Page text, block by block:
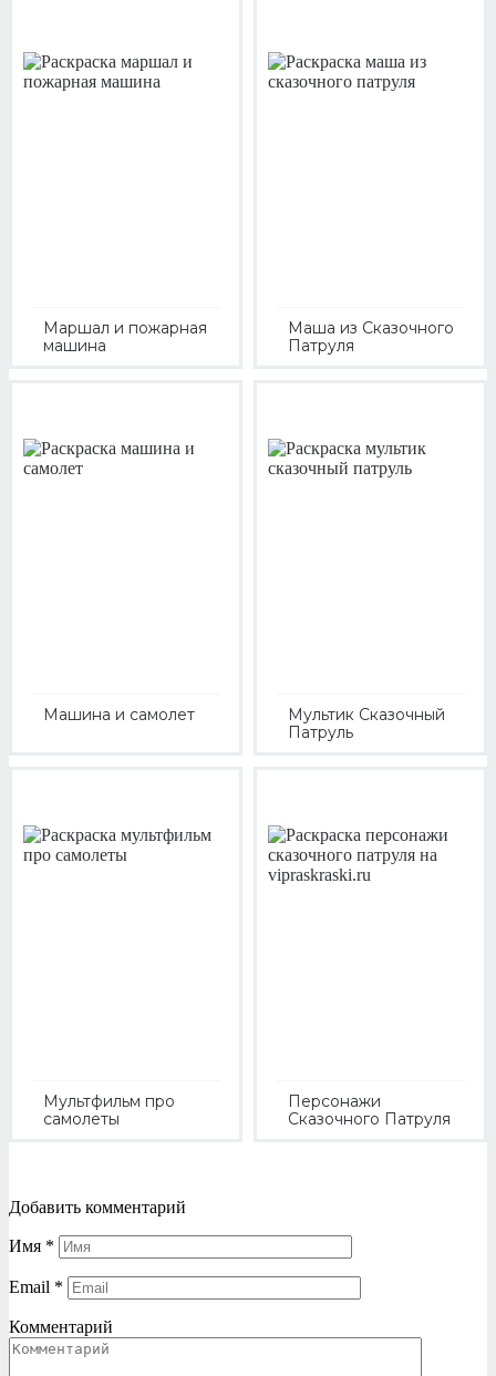
Маршал и пожарная
машина
Маша из Сказочного
Патруля
Машина и самолет
Мультик Сказочный
Патруль
Мультфильм про
самолеты
Персонажи
Сказочного Патруля
Добавить комментарий
Имя *
Email *
Комментарий